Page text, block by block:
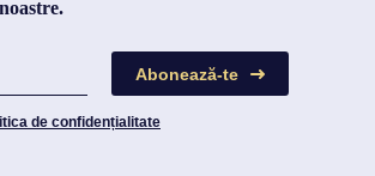
Abonează-te
de confidențialitate